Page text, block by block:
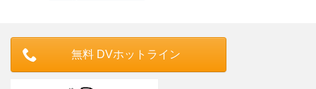
無料 DVホットライン